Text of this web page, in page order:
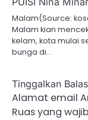
Malam(Source:
Malam kian
kelam, kota mulai
bunga di…
Tinggalkan
Alamat email
Ruas yang